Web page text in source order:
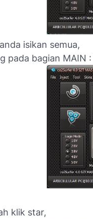
isikan semua,
pada bagian MAIN
klik star,